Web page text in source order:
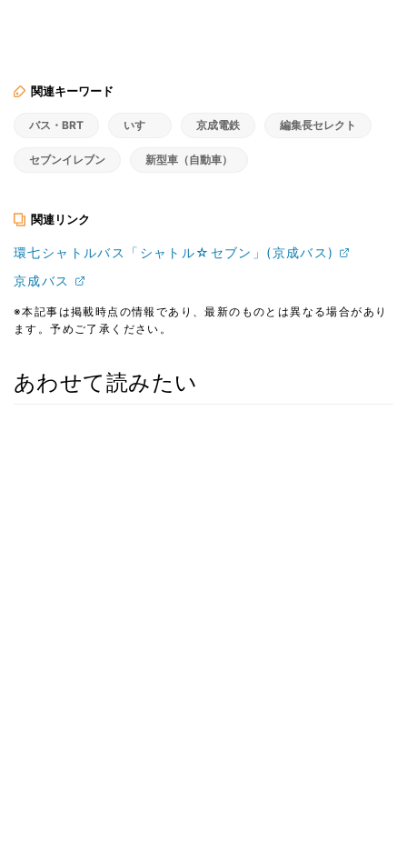
関連キーワード
バス・BRT いすゞ 京成電鉄 編集長セレクト
セブンイレブン 新型車（自動車）
関連リンク
環七シャトルバス「シャトル☆セブン」(京成バス)
京成バス
※本記事は掲載時点の情報であり、最新のものとは異なる場合があり
ます。予めご了承ください。
あわせて読みたい